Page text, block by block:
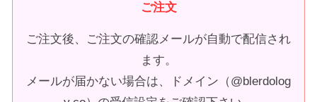
ご注文
ご注文後、ご注文の確認メールが自動で配信され
ます。
メールが届かない場合は、ドメイン（@blerdolog